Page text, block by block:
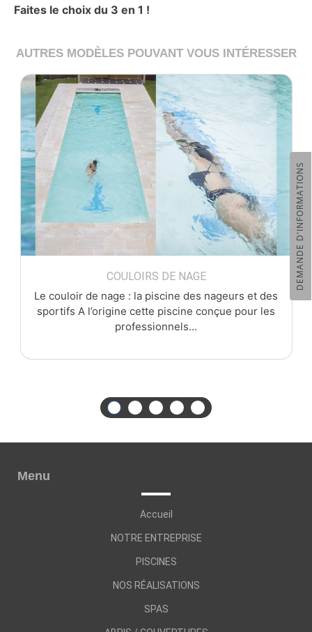
Faites le choix du 3 en 1 !
AUTRES MODÈLES POUVANT VOUS INTÉRESSER
COULOIRS DE NAGE
Le couloir de nage : la piscine des nageurs et des
sportifs A l’origine cette piscine conçue pour les
professionnels…
Menu
Accueil
NOTRE ENTREPRISE
PISCINES
NOS RÉALISATIONS
SPAS
DEMANDE D'INFORMATIONS